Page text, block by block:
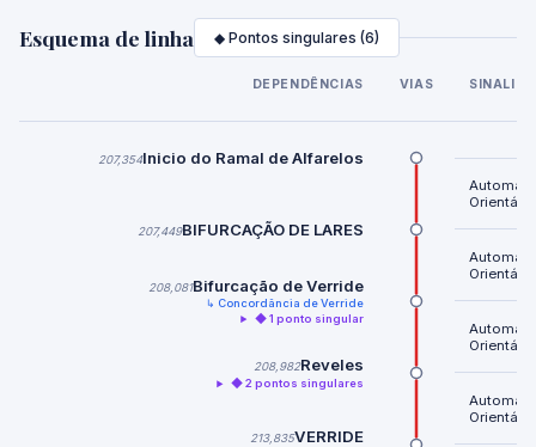
Esquema de linha ◆ Pontos singulares (6)
DEPENDÊNCIAS VIAS
207,354Inicio do Ramal de Alfarelos
207,449BIFURCAÇÃO DE LARES
208,081Bifurcação de Verride
↳ Concordância de Verride
◆ 1 ponto singular
208,982Reveles
◆ 2 pontos singulares
213,835VERRIDE